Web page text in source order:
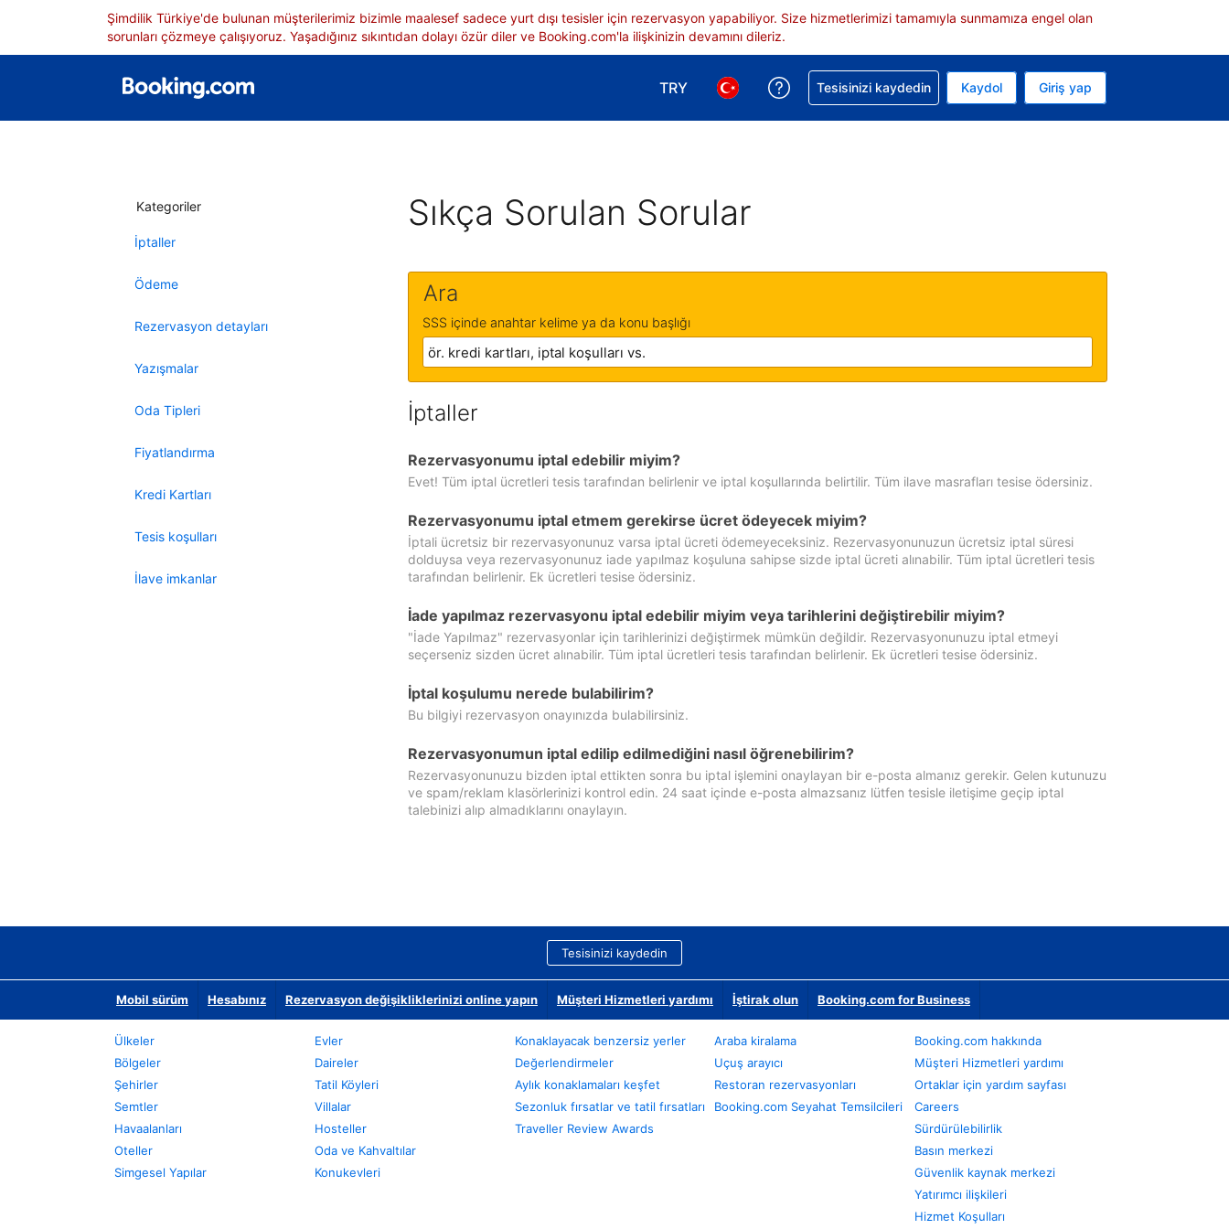
Şimdilik Türkiye'de bulunan müşterilerimiz bizimle maalesef sadece yurt dışı tesisler için rezervasyon yapabiliyor. Size hizmetlerimizi tamamıyla sunmamıza engel olan
sorunları çözmeye çalışıyoruz. Yaşadığınız sıkıntıdan dolayı özür diler ve Booking.com'la ilişkinizin devamını dileriz.
TRY
Para birimi seçimi yap. Mevcut para biriminiz Türk lirası
Dil seçimi yap. Mevcut diliniz Türkçe
Rezervasyonunuzla ilgili yardım alın
Tesisinizi kaydedin Kaydol Giriş yap
Kategoriler
İptaller
Ödeme
Rezervasyon detayları
Yazışmalar
Oda Tipleri
Fiyatlandırma
Kredi Kartları
Tesis koşulları
İlave imkanlar
Sıkça Sorulan Sorular
Ara
SSS içinde anahtar kelime ya da konu başlığı
İptaller
Rezervasyonumu iptal edebilir miyim?
Evet! Tüm iptal ücretleri tesis tarafından belirlenir ve iptal koşullarında belirtilir. Tüm ilave masrafları tesise ödersiniz.
Rezervasyonumu iptal etmem gerekirse ücret ödeyecek miyim?
İptali ücretsiz bir rezervasyonunuz varsa iptal ücreti ödemeyeceksiniz. Rezervasyonunuzun ücretsiz iptal süresi
dolduysa veya rezervasyonunuz iade yapılmaz koşuluna sahipse sizde iptal ücreti alınabilir. Tüm iptal ücretleri tesis
tarafından belirlenir. Ek ücretleri tesise ödersiniz.
İade yapılmaz rezervasyonu iptal edebilir miyim veya tarihlerini değiştirebilir miyim?
"İade Yapılmaz" rezervasyonlar için tarihlerinizi değiştirmek mümkün değildir. Rezervasyonunuzu iptal etmeyi
seçerseniz sizden ücret alınabilir. Tüm iptal ücretleri tesis tarafından belirlenir. Ek ücretleri tesise ödersiniz.
İptal koşulumu nerede bulabilirim?
Bu bilgiyi rezervasyon onayınızda bulabilirsiniz.
Rezervasyonumun iptal edilip edilmediğini nasıl öğrenebilirim?
Rezervasyonunuzu bizden iptal ettikten sonra bu iptal işlemini onaylayan bir e-posta almanız gerekir. Gelen kutunuzu
ve spam/reklam klasörlerinizi kontrol edin. 24 saat içinde e-posta almazsanız lütfen tesisle iletişime geçip iptal
talebinizi alıp almadıklarını onaylayın.
Tesisinizi kaydedin
Mobil sürüm Hesabınız Rezervasyon değişikliklerinizi online yapın Müşteri Hizmetleri yardımı İştirak olun Booking.com for Business
Ülkeler
Bölgeler
Şehirler
Semtler
Havaalanları
Oteller
Simgesel Yapılar
Evler
Daireler
Tatil Köyleri
Villalar
Hosteller
Oda ve Kahvaltılar
Konukevleri
Konaklayacak benzersiz yerler
Değerlendirmeler
Aylık konaklamaları keşfet
Sezonluk fırsatlar ve tatil fırsatları
Traveller Review Awards
Araba kiralama
Uçuş arayıcı
Restoran rezervasyonları
Booking.com Seyahat Temsilcileri
Booking.com hakkında
Müşteri Hizmetleri yardımı
Ortaklar için yardım sayfası
Careers
Sürdürülebilirlik
Basın merkezi
Güvenlik kaynak merkezi
Yatırımcı ilişkileri
Hizmet Koşulları